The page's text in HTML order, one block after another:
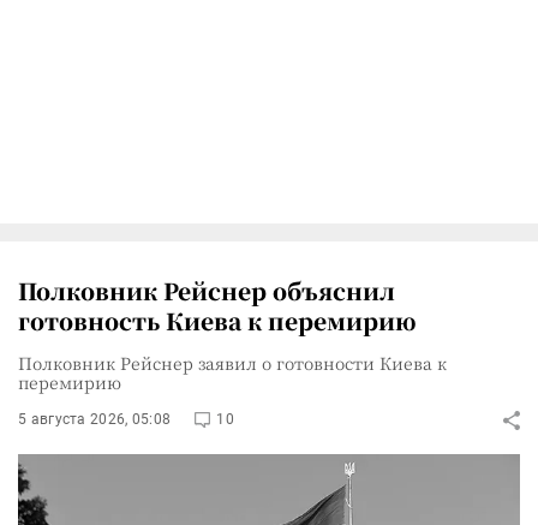
Полковник Рейснер объяснил
готовность Киева к перемирию
Полковник Рейснер заявил о готовности Киева к
перемирию
5 августа 2026, 05:08 10